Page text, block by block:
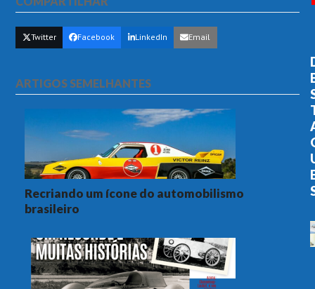
Twitter Facebook LinkedIn Email
ARTIGOS SEMELHANTES
Recriando um ícone do automobilismo
brasileiro